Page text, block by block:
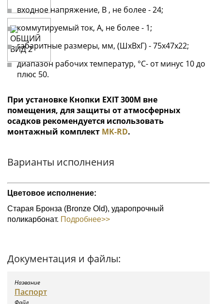
входное напряжение, В , не более - 24;
коммутируемый ток, А, не более - 1;
габаритные размеры, мм, (ШхВхГ) - 75х47х22;
диапазон рабочих температур, °C- от минус 10 до
плюс 50.
При установке Кнопки EXIT 300M вне
помещения, для защиты от атмосферных
осадков рекомендуется использовать
монтажный комплект МK-RD.
Варианты исполнения
Цветовое исполнение:
Старая Бронза (Bronze Old), ударопрочный
поликарбонат. Подробнее>>
Документация и файлы:
Паспорт